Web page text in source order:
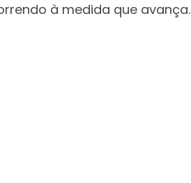
à medida que avança.